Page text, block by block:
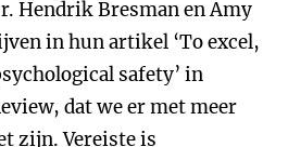
Hendrik Bresman en Amy
in hun artikel ‘To excel,
safety’ in
dat we er met meer
zijn. Vereiste is